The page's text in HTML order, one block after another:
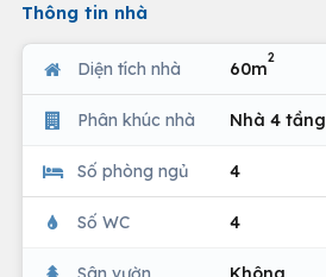
Thông tin nhà
Diện tích nhà 60m
2
Phân khúc nhà Nhà 4 tầng
Số phòng ngủ 4
Số WC 4